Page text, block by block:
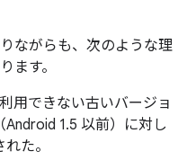
ながらも、次のような理
ます。
用できない古いバージョ
1.5 以前）に対し
た。